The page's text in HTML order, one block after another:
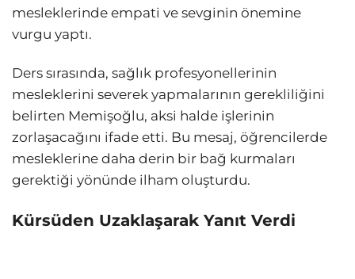
mesleklerinde empati ve sevginin önemine
vurgu yaptı.
Ders sırasında, sağlık profesyonellerinin
mesleklerini severek yapmalarının gerekliliğini
belirten Memişoğlu, aksi halde işlerinin
zorlaşacağını ifade etti. Bu mesaj, öğrencilerde
mesleklerine daha derin bir bağ kurmaları
gerektiği yönünde ilham oluşturdu.
Kürsüden Uzaklaşarak Yanıt Verdi